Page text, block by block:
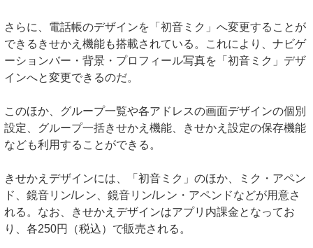
さらに、電話帳のデザインを「初音ミク」へ変更することが
できるきせかえ機能も搭載されている。これにより、ナビゲ
ーションバー・背景・プロフィール写真を「初音ミク」デザ
インへと変更できるのだ。
このほか、グループ一覧や各アドレスの画面デザインの個別
設定、グループ一括きせかえ機能、きせかえ設定の保存機能
なども利用することができる。
きせかえデザインには、「初音ミク」のほか、ミク・アペン
ド、鏡音リン/レン、鏡音リン/レン・アペンドなどが用意さ
れる。なお、きせかえデザインはアプリ内課金となってお
り、各250円（税込）で販売される。